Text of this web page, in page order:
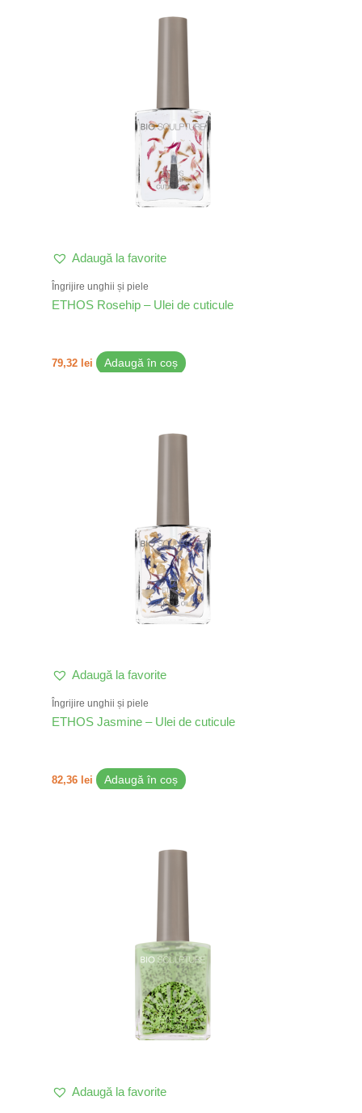
Adaugă la favorite
Îngrijire unghii și piele
ETHOS Rosehip – Ulei de cuticule
79,32 lei Adaugă în coș
Adaugă la favorite
Îngrijire unghii și piele
ETHOS Jasmine – Ulei de cuticule
82,36 lei Adaugă în coș
Adaugă la favorite